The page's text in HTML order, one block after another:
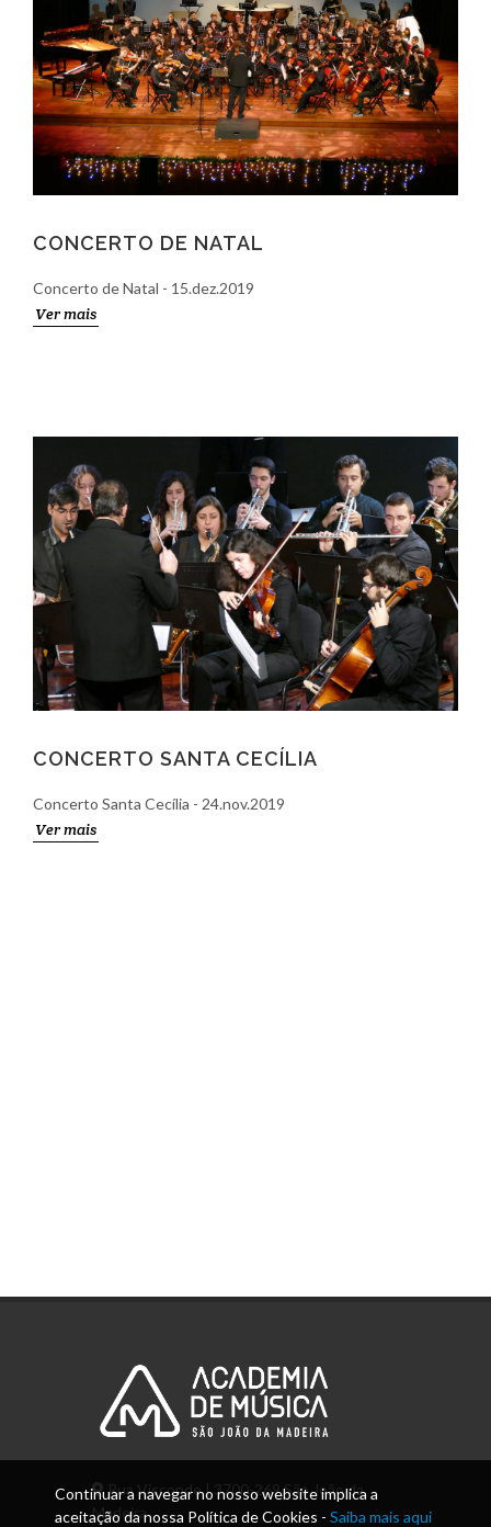
CONCERTO DE NATAL
Concerto de Natal - 15.dez.2019
Ver mais
CONCERTO SANTA CECÍLIA
Concerto Santa Cecília - 24.nov.2019
Ver mais
Rua Visconde | 3700-269 São João da
Madeira
Continuar a navegar no nosso website implica a
aceitação da nossa Política de Cookies - Saiba mais aqui